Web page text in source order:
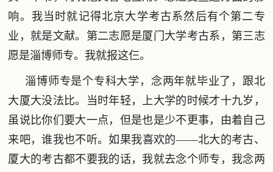
响。我当时就记得北京大学考古系然后有个第二专
业，就是文献。第二志愿是厦门大学考古系，第三志
愿是淄博师专。我就报这仨。
淄博师专是个专科大学，念两年就毕业了，跟北
大厦大没法比。当时年轻，上大学的时候才十九岁，
虽说比你们要大一点，但是也是少不更事，由着自己
来吧，谁我也不听。如果我喜欢的——北大的考古、
厦大的考古都不要我的话，我就去念个师专，我念两